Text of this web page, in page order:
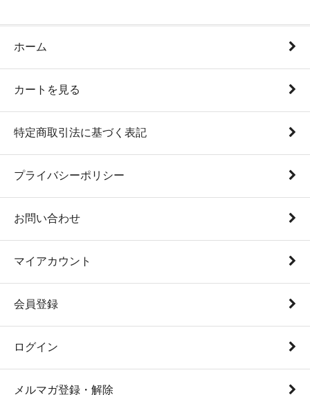
ホーム
カートを見る
特定商取引法に基づく表記
プライバシーポリシー
お問い合わせ
マイアカウント
会員登録
ログイン
メルマガ登録・解除